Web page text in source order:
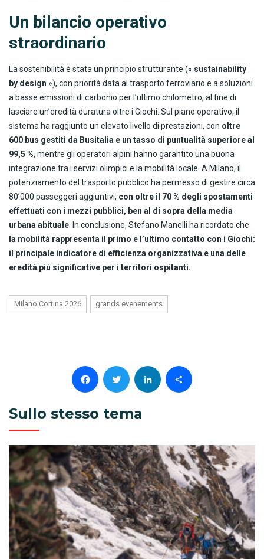
Un bilancio operativo
straordinario
La sostenibilità è stata un principio strutturante (« sustainability
by design »), con priorità data al trasporto ferroviario e a soluzioni
a basse emissioni di carbonio per l’ultimo chilometro, al fine di
lasciare un’eredità duratura oltre i Giochi. Sul piano operativo, il
sistema ha raggiunto un elevato livello di prestazioni, con oltre
600 bus gestiti da Busitalia e un tasso di puntualità superiore al
99,5 %, mentre gli operatori alpini hanno garantito una buona
integrazione tra i servizi olimpici e la mobilità locale. A Milano, il
potenziamento del trasporto pubblico ha permesso di gestire circa
80’000 passeggeri aggiuntivi, con oltre il 70 % degli spostamenti
effettuati con i mezzi pubblici, ben al di sopra della media
urbana abituale. In conclusione, Stefano Manelli ha ricordato che
la mobilità rappresenta il primo e l’ultimo contatto con i Giochi:
il principale indicatore di efficienza organizzativa e una delle
eredità più significative per i territori ospitanti.
Milano Cortina 2026 grands evenements
Facebook
Twitter
LinkedIn
Condividi
Sullo stesso tema